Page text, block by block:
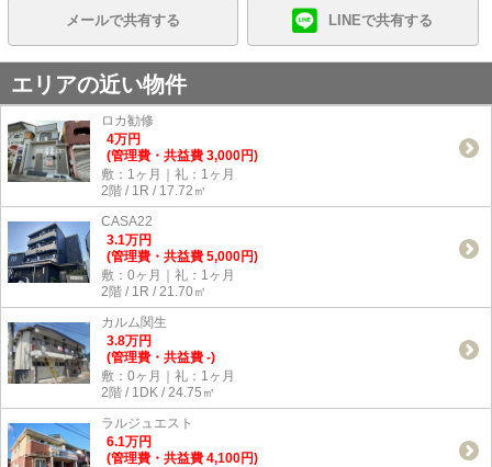
メールで共有する LINEで共有する
エリアの近い物件
ロカ勧修
4万円
(管理費・共益費 3,000円)
敷：1ヶ月｜礼：1ヶ月
2階 / 1R / 17.72㎡
CASA22
3.1万円
(管理費・共益費 5,000円)
敷：0ヶ月｜礼：1ヶ月
2階 / 1R / 21.70㎡
カルム関生
3.8万円
(管理費・共益費 -)
敷：0ヶ月｜礼：1ヶ月
2階 / 1DK / 24.75㎡
ラルジュエスト
6.1万円
(管理費・共益費 4,100円)